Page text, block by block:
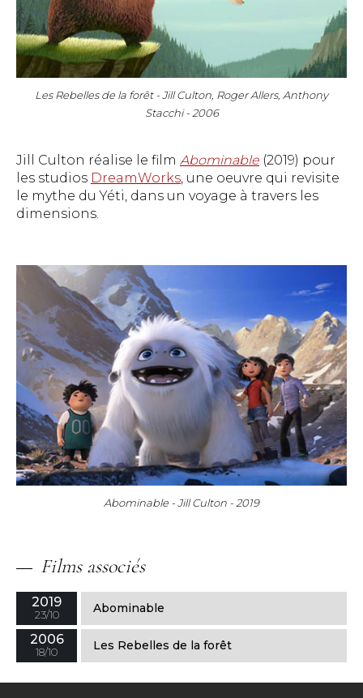
Les Rebelles de la forêt - Jill Culton, Roger Allers, Anthony
Stacchi - 2006
Jill Culton réalise le film Abominable (2019) pour
les studios DreamWorks, une oeuvre qui revisite
le mythe du Yéti, dans un voyage à travers les
dimensions.
Abominable - Jill Culton - 2019
Films associés
2019
23/10 Abominable
2006
18/10 Les Rebelles de la forêt